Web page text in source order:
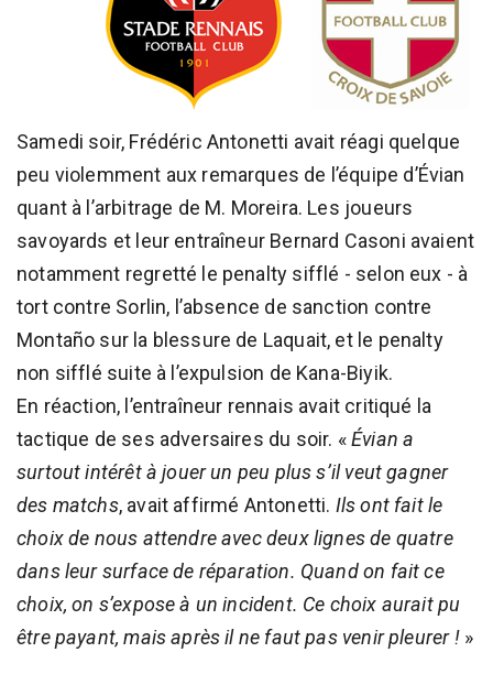
Samedi soir, Frédéric Antonetti avait réagi quelque
peu violemment aux remarques de l’équipe d’Évian
quant à l’arbitrage de M. Moreira. Les joueurs
savoyards et leur entraîneur Bernard Casoni avaient
notamment regretté le penalty sifflé - selon eux - à
tort contre Sorlin, l’absence de sanction contre
Montaño sur la blessure de Laquait, et le penalty
non sifflé suite à l’expulsion de Kana-Biyik.
En réaction, l’entraîneur rennais avait critiqué la
tactique de ses adversaires du soir. «Évian a
surtout intérêt à jouer un peu plus s’il veut gagner
des matchs, avait affirmé Antonetti. Ils ont fait le
choix de nous attendre avec deux lignes de quatre
dans leur surface de réparation. Quand on fait ce
choix, on s’expose à un incident. Ce choix aurait pu
être payant, mais après il ne faut pas venir pleurer !»